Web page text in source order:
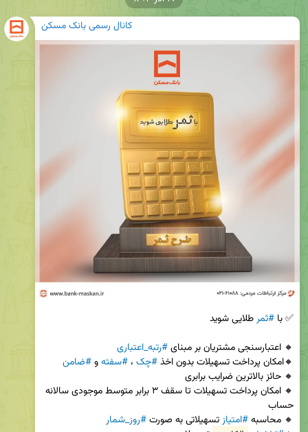
کانال رسمی بانک مسکن
✅ با #ثمر
🔸 اعتبارسنجی مشتریان بر مبنای #رتبه_اعتباری
🔸امکان پرداخت تسهیلات بدون اخذ #چک ، #سفته و #ضامن
🔸 محاسبه #امتیاز تسهیلاتی به صورت #روز_شمار